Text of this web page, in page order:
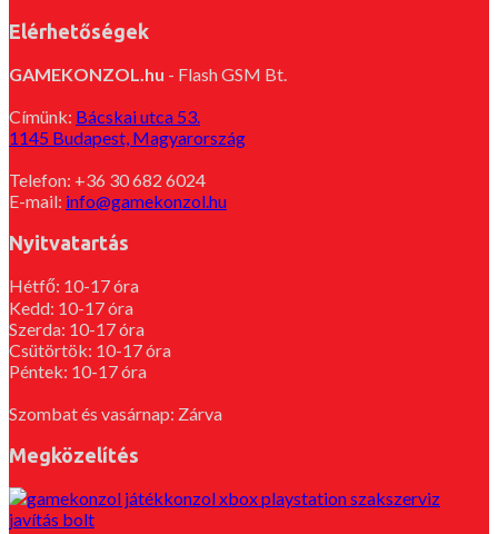
Elérhetőségek
GAMEKONZOL.hu - Flash GSM Bt.
Címünk: Bácskai utca 53.
1145 Budapest, Magyarország
Telefon: +36 30 682 6024
E-mail: info@gamekonzol.hu
Nyitvatartás
Hétfő: 10-17 óra
Kedd: 10-17 óra
Szerda: 10-17 óra
Csütörtök: 10-17 óra
Péntek: 10-17 óra
Szombat és vasárnap: Zárva
Megközelítés